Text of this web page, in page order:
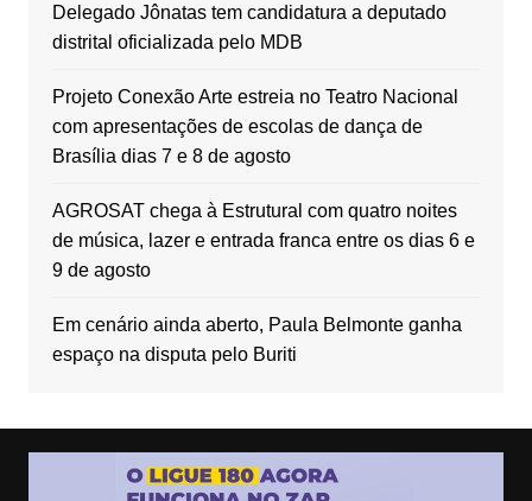
Delegado Jônatas tem candidatura a deputado
distrital oficializada pelo MDB
Projeto Conexão Arte estreia no Teatro Nacional
com apresentações de escolas de dança de
Brasília dias 7 e 8 de agosto
AGROSAT chega à Estrutural com quatro noites
de música, lazer e entrada franca entre os dias 6 e
9 de agosto
Em cenário ainda aberto, Paula Belmonte ganha
espaço na disputa pelo Buriti